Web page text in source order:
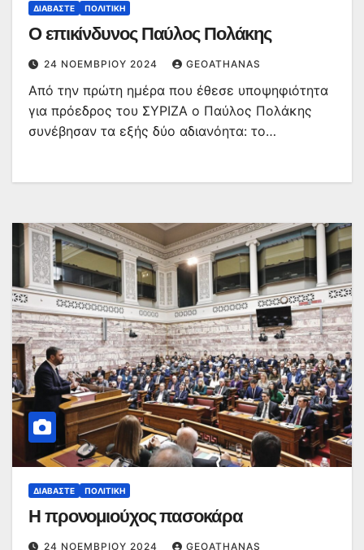
ΔΙΑΒΆΣΤΕ ΠΟΛΙΤΙΚΉ
Ο επικίνδυνος Παύλος Πολάκης
24 ΝΟΕΜΒΡΊΟΥ 2024 GEOATHANAS
Από την πρώτη ημέρα που έθεσε υποψηφιότητα
για πρόεδρος του ΣΥΡΙΖΑ ο Παύλος Πολάκης
συνέβησαν τα εξής δύο αδιανόητα: το…
ΔΙΑΒΆΣΤΕ ΠΟΛΙΤΙΚΉ
Η προνομιούχος πασοκάρα
24 ΝΟΕΜΒΡΊΟΥ 2024 GEOATHANAS